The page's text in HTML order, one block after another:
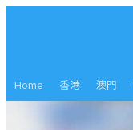
Home 香港 澳門